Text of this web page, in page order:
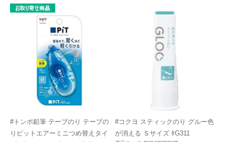
#トンボ鉛筆 テープのり テープの
りピットエアーミニつめ替えタイ
#コクヨ スティックのり グルー色
が消える Ｓサイズ ﾀG311